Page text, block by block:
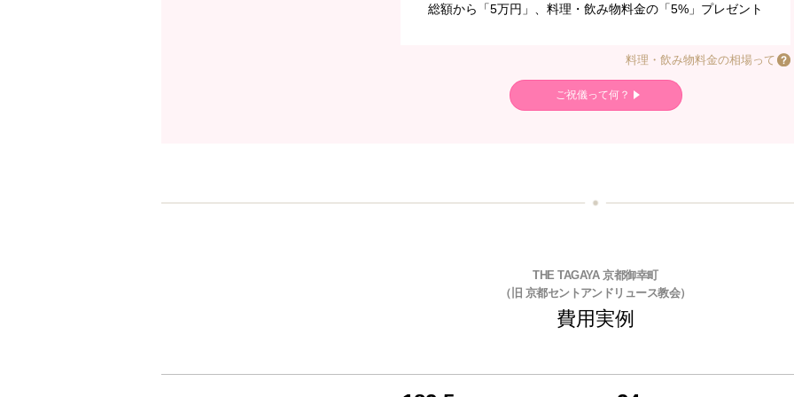
総額から「5万円」、料理・飲み物料金の「5%」プレゼント
料理・飲み物料金の相場って
ご祝儀って何？
THE TAGAYA 京都御幸町
（旧 京都セントアンドリュース教会）
費用実例